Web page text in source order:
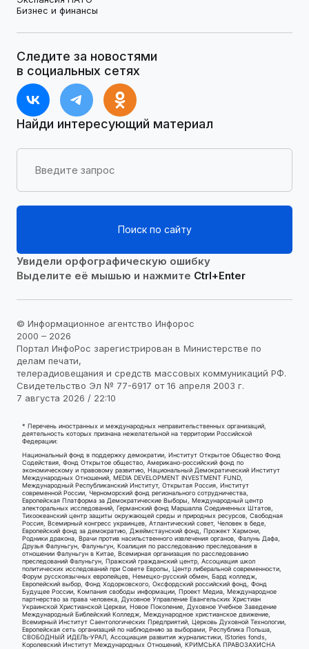
Бизнес и финансы
Следите за новостями
в социальных сетях
Найди интересующий материал
Поиск по сайту
Увидели орфографическую ошибку
Выделите её мышью и нажмите Ctrl+Enter
© Информационное агентство Инфорос
2000 – 2026
Портал ИнфоРос зарегистрирован в Министерстве по
делам печати,
телерадиовещания и средств массовых коммуникаций РФ.
Свидетельство Эл № 77-6917 от 16 апреля 2003 г.
7 августа 2026 / 22:10